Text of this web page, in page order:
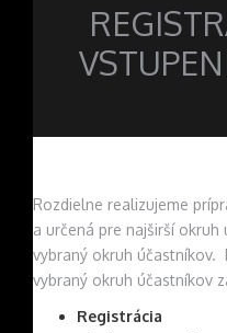
Rozdielne realizujeme
a určená pre najširší okruh
vybraný okruh účastníkov.
vybraný okruh účastníkov
Registrácia